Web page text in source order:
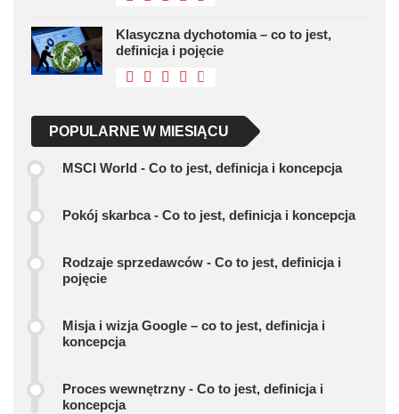
Klasyczna dychotomia – co to jest,
definicja i pojęcie
POPULARNE W MIESIĄCU
MSCI World - Co to jest, definicja i koncepcja
Pokój skarbca - Co to jest, definicja i koncepcja
Rodzaje sprzedawców - Co to jest, definicja i
pojęcie
Misja i wizja Google – co to jest, definicja i
koncepcja
Proces wewnętrzny - Co to jest, definicja i
koncepcja